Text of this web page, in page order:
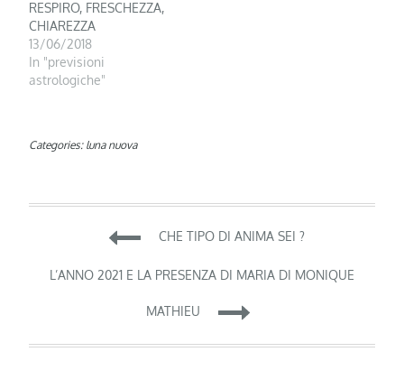
RESPIRO, FRESCHEZZA,
CHIAREZZA
13/06/2018
In "previsioni
astrologiche"
Categories: luna nuova
Navigazione
articoli
CHE TIPO DI ANIMA SEI ?
L’ANNO 2021 E LA PRESENZA DI MARIA DI MONIQUE
MATHIEU